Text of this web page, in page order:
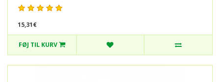
15,31€
FØJ TIL KURV